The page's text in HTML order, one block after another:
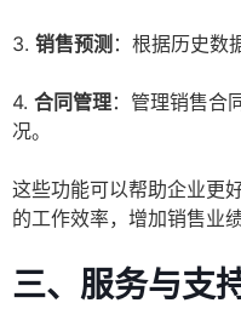
3. 销售预测 ：根据历史数
4. 合同管理：管理销售合
况。
这些功能可以帮助企业更
的工作效率，增加销售业绩
三、服务与支